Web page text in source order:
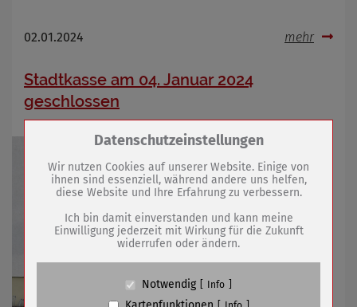
02.01.2024 mehr
Stadtkasse am 04. Januar 2024
geschlossen
Zum Betrieb der Seite notwendige Cookies /
Name
PHP Session Cookie
Anbieter
Eigentümer dieser Website (Wenko-
Wenselaar GmbH & Co. KG)
Absicherung Kontaktformular / SPAM
Datenschutzeinstellungen
Wir nutzen Cookies auf unserer Website. Einige von
ihnen sind essenziell, während andere uns helfen,
diese Website und Ihre Erfahrung zu verbessern.
Ich bin damit einverstanden und kann meine
Einwilligung jederzeit mit Wirkung für die Zukunft
widerrufen oder ändern.
Notwendig Info